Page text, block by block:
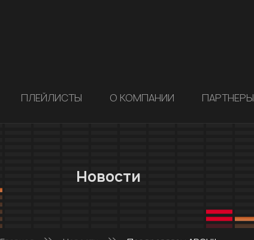
ПЛЕЙЛИСТЫ О КОМПАНИИ ПАРТНЕРЫ
Новости